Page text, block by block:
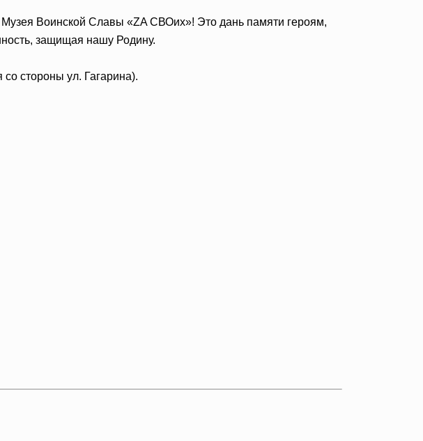
Воинской Славы «ZA СВОих»! Это дань памяти героям,
защищая нашу Родину.
стороны ул. Гагарина).